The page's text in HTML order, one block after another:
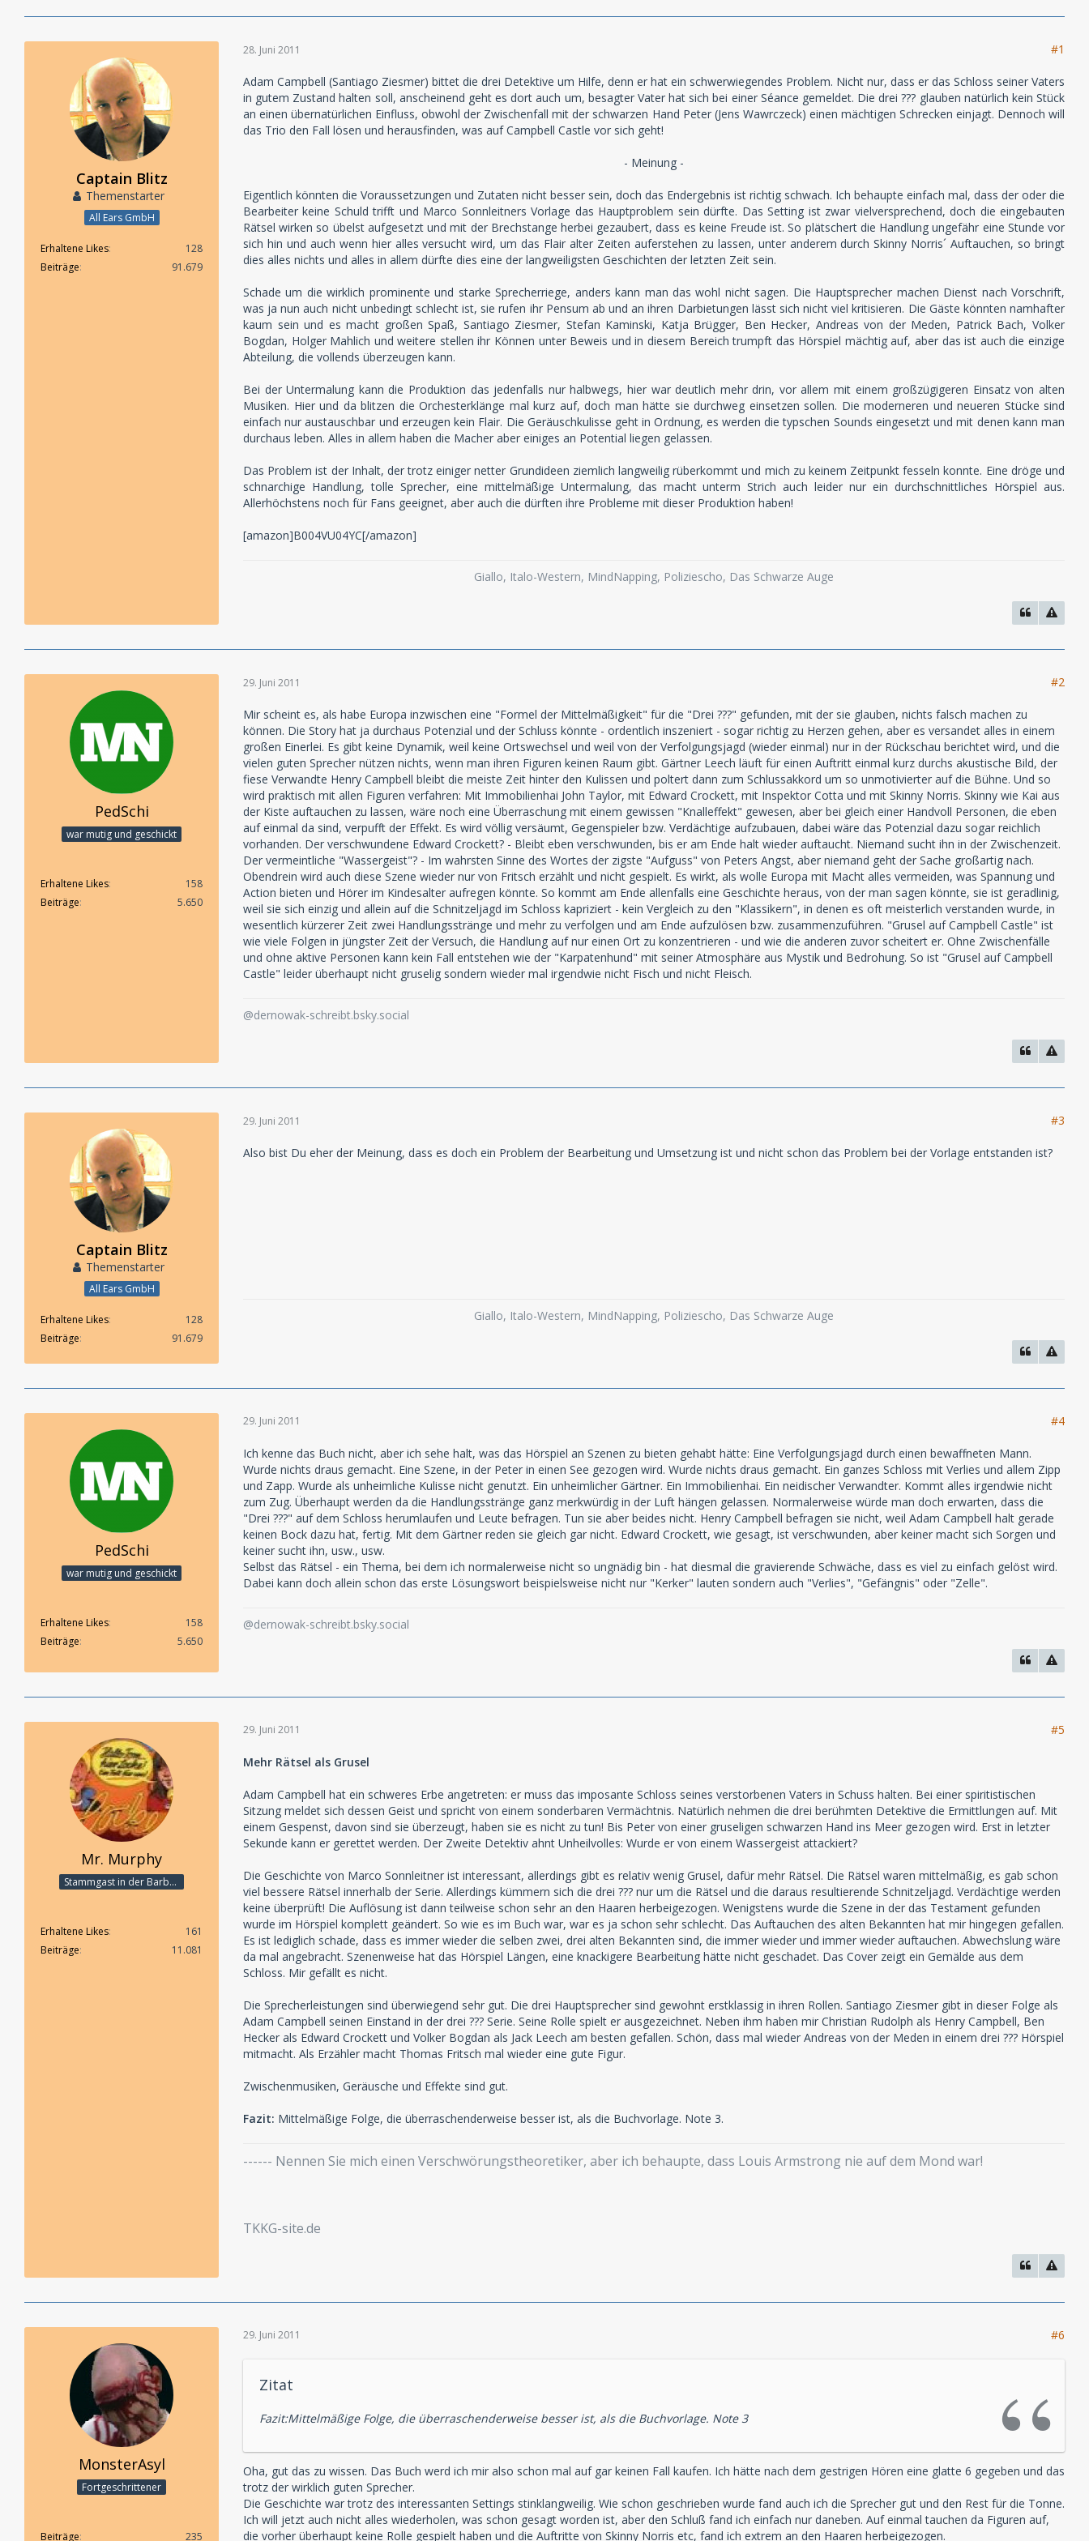
Captain Blitz
Themenstarter
All Ears GmbH
Erhaltene Likes
128
Beiträge
91.679
28. Juni 2011 #1
Adam Campbell (Santiago Ziesmer) bittet die drei Detektive um Hilfe, denn er hat ein schwerwiegendes Problem. Nicht nur, dass er das Schloss seiner Vaters
in gutem Zustand halten soll, anscheinend geht es dort auch um, besagter Vater hat sich bei einer Séance gemeldet. Die drei ??? glauben natürlich kein Stück
an einen übernatürlichen Einfluss, obwohl der Zwischenfall mit der schwarzen Hand Peter (Jens Wawrczeck) einen mächtigen Schrecken einjagt. Dennoch will
das Trio den Fall lösen und herausfinden, was auf Campbell Castle vor sich geht!
- Meinung -
Eigentlich könnten die Voraussetzungen und Zutaten nicht besser sein, doch das Endergebnis ist richtig schwach. Ich behaupte einfach mal, dass der oder die
Bearbeiter keine Schuld trifft und Marco Sonnleitners Vorlage das Hauptproblem sein dürfte. Das Setting ist zwar vielversprechend, doch die eingebauten
Rätsel wirken so übelst aufgesetzt und mit der Brechstange herbei gezaubert, dass es keine Freude ist. So plätschert die Handlung ungefähr eine Stunde vor
sich hin und auch wenn hier alles versucht wird, um das Flair alter Zeiten auferstehen zu lassen, unter anderem durch Skinny Norris´ Auftauchen, so bringt
dies alles nichts und alles in allem dürfte dies eine der langweiligsten Geschichten der letzten Zeit sein.
Schade um die wirklich prominente und starke Sprecherriege, anders kann man das wohl nicht sagen. Die Hauptsprecher machen Dienst nach Vorschrift,
was ja nun auch nicht unbedingt schlecht ist, sie rufen ihr Pensum ab und an ihren Darbietungen lässt sich nicht viel kritisieren. Die Gäste könnten namhafter
kaum sein und es macht großen Spaß, Santiago Ziesmer, Stefan Kaminski, Katja Brügger, Ben Hecker, Andreas von der Meden, Patrick Bach, Volker
Bogdan, Holger Mahlich und weitere stellen ihr Können unter Beweis und in diesem Bereich trumpft das Hörspiel mächtig auf, aber das ist auch die einzige
Abteilung, die vollends überzeugen kann.
Bei der Untermalung kann die Produktion das jedenfalls nur halbwegs, hier war deutlich mehr drin, vor allem mit einem großzügigeren Einsatz von alten
Musiken. Hier und da blitzen die Orchesterklänge mal kurz auf, doch man hätte sie durchweg einsetzen sollen. Die moderneren und neueren Stücke sind
einfach nur austauschbar und erzeugen kein Flair. Die Geräuschkulisse geht in Ordnung, es werden die typschen Sounds eingesetzt und mit denen kann man
durchaus leben. Alles in allem haben die Macher aber einiges an Potential liegen gelassen.
Das Problem ist der Inhalt, der trotz einiger netter Grundideen ziemlich langweilig rüberkommt und mich zu keinem Zeitpunkt fesseln konnte. Eine dröge und
schnarchige Handlung, tolle Sprecher, eine mittelmäßige Untermalung, das macht unterm Strich auch leider nur ein durchschnittliches Hörspiel aus.
Allerhöchstens noch für Fans geeignet, aber auch die dürften ihre Probleme mit dieser Produktion haben!
[amazon]B004VU04YC[/amazon]
Giallo, Italo-Western, MindNapping, Poliziescho, Das Schwarze Auge
PedSchi
war mutig und geschickt
Erhaltene Likes
158
Beiträge
5.650
29. Juni 2011 #2
Mir scheint es, als habe Europa inzwischen eine "Formel der Mittelmäßigkeit" für die "Drei ???" gefunden, mit der sie glauben, nichts falsch machen zu
können. Die Story hat ja durchaus Potenzial und der Schluss könnte - ordentlich inszeniert - sogar richtig zu Herzen gehen, aber es versandet alles in einem
großen Einerlei. Es gibt keine Dynamik, weil keine Ortswechsel und weil von der Verfolgungsjagd (wieder einmal) nur in der Rückschau berichtet wird, und die
vielen guten Sprecher nützen nichts, wenn man ihren Figuren keinen Raum gibt. Gärtner Leech läuft für einen Auftritt einmal kurz durchs akustische Bild, der
fiese Verwandte Henry Campbell bleibt die meiste Zeit hinter den Kulissen und poltert dann zum Schlussakkord um so unmotivierter auf die Bühne. Und so
wird praktisch mit allen Figuren verfahren: Mit Immobilienhai John Taylor, mit Edward Crockett, mit Inspektor Cotta und mit Skinny Norris. Skinny wie Kai aus
der Kiste auftauchen zu lassen, wäre noch eine Überraschung mit einem gewissen "Knalleffekt" gewesen, aber bei gleich einer Handvoll Personen, die eben
auf einmal da sind, verpufft der Effekt. Es wird völlig versäumt, Gegenspieler bzw. Verdächtige aufzubauen, dabei wäre das Potenzial dazu sogar reichlich
vorhanden. Der verschwundene Edward Crockett? - Bleibt eben verschwunden, bis er am Ende halt wieder auftaucht. Niemand sucht ihn in der Zwischenzeit.
Der vermeintliche "Wassergeist"? - Im wahrsten Sinne des Wortes der zigste "Aufguss" von Peters Angst, aber niemand geht der Sache großartig nach.
Obendrein wird auch diese Szene wieder nur von Fritsch erzählt und nicht gespielt. Es wirkt, als wolle Europa mit Macht alles vermeiden, was Spannung und
Action bieten und Hörer im Kindesalter aufregen könnte. So kommt am Ende allenfalls eine Geschichte heraus, von der man sagen könnte, sie ist geradlinig,
weil sie sich einzig und allein auf die Schnitzeljagd im Schloss kapriziert - kein Vergleich zu den "Klassikern", in denen es oft meisterlich verstanden wurde, in
wesentlich kürzerer Zeit zwei Handlungsstränge und mehr zu verfolgen und am Ende aufzulösen bzw. zusammenzuführen. "Grusel auf Campbell Castle" ist
wie viele Folgen in jüngster Zeit der Versuch, die Handlung auf nur einen Ort zu konzentrieren - und wie die anderen zuvor scheitert er. Ohne Zwischenfälle
und ohne aktive Personen kann kein Fall entstehen wie der "Karpatenhund" mit seiner Atmosphäre aus Mystik und Bedrohung. So ist "Grusel auf Campbell
Castle" leider überhaupt nicht gruselig sondern wieder mal irgendwie nicht Fisch und nicht Fleisch.
@dernowak-schreibt.bsky.social
Captain Blitz
Themenstarter
All Ears GmbH
Erhaltene Likes
128
Beiträge
91.679
29. Juni 2011 #3
Also bist Du eher der Meinung, dass es doch ein Problem der Bearbeitung und Umsetzung ist und nicht schon das Problem bei der Vorlage entstanden ist?
Giallo, Italo-Western, MindNapping, Poliziescho, Das Schwarze Auge
PedSchi
war mutig und geschickt
Erhaltene Likes
158
Beiträge
5.650
29. Juni 2011 #4
Ich kenne das Buch nicht, aber ich sehe halt, was das Hörspiel an Szenen zu bieten gehabt hätte: Eine Verfolgungsjagd durch einen bewaffneten Mann.
Wurde nichts draus gemacht. Eine Szene, in der Peter in einen See gezogen wird. Wurde nichts draus gemacht. Ein ganzes Schloss mit Verlies und allem Zipp
und Zapp. Wurde als unheimliche Kulisse nicht genutzt. Ein unheimlicher Gärtner. Ein Immobilienhai. Ein neidischer Verwandter. Kommt alles irgendwie nicht
zum Zug. Überhaupt werden da die Handlungsstränge ganz merkwürdig in der Luft hängen gelassen. Normalerweise würde man doch erwarten, dass die
"Drei ???" auf dem Schloss herumlaufen und Leute befragen. Tun sie aber beides nicht. Henry Campbell befragen sie nicht, weil Adam Campbell halt gerade
keinen Bock dazu hat, fertig. Mit dem Gärtner reden sie gleich gar nicht. Edward Crockett, wie gesagt, ist verschwunden, aber keiner macht sich Sorgen und
keiner sucht ihn, usw., usw.
Selbst das Rätsel - ein Thema, bei dem ich normalerweise nicht so ungnädig bin - hat diesmal die gravierende Schwäche, dass es viel zu einfach gelöst wird.
Dabei kann doch allein schon das erste Lösungswort beispielsweise nicht nur "Kerker" lauten sondern auch "Verlies", "Gefängnis" oder "Zelle".
@dernowak-schreibt.bsky.social
Mr. Murphy
Stammgast in der Barbarabar
Erhaltene Likes
161
Beiträge
11.081
29. Juni 2011 #5
Mehr Rätsel als Grusel
Adam Campbell hat ein schweres Erbe angetreten: er muss das imposante Schloss seines verstorbenen Vaters in Schuss halten. Bei einer spiritistischen
Sitzung meldet sich dessen Geist und spricht von einem sonderbaren Vermächtnis. Natürlich nehmen die drei berühmten Detektive die Ermittlungen auf. Mit
einem Gespenst, davon sind sie überzeugt, haben sie es nicht zu tun! Bis Peter von einer gruseligen schwarzen Hand ins Meer gezogen wird. Erst in letzter
Sekunde kann er gerettet werden. Der Zweite Detektiv ahnt Unheilvolles: Wurde er von einem Wassergeist attackiert?
Die Geschichte von Marco Sonnleitner ist interessant, allerdings gibt es relativ wenig Grusel, dafür mehr Rätsel. Die Rätsel waren mittelmäßig, es gab schon
viel bessere Rätsel innerhalb der Serie. Allerdings kümmern sich die drei ??? nur um die Rätsel und die daraus resultierende Schnitzeljagd. Verdächtige werden
keine überprüft! Die Auflösung ist dann teilweise schon sehr an den Haaren herbeigezogen. Wenigstens wurde die Szene in der das Testament gefunden
wurde im Hörspiel komplett geändert. So wie es im Buch war, war es ja schon sehr schlecht. Das Auftauchen des alten Bekannten hat mir hingegen gefallen.
Es ist lediglich schade, dass es immer wieder die selben zwei, drei alten Bekannten sind, die immer wieder und immer wieder auftauchen. Abwechslung wäre
da mal angebracht. Szenenweise hat das Hörspiel Längen, eine knackigere Bearbeitung hätte nicht geschadet. Das Cover zeigt ein Gemälde aus dem
Schloss. Mir gefällt es nicht.
Die Sprecherleistungen sind überwiegend sehr gut. Die drei Hauptsprecher sind gewohnt erstklassig in ihren Rollen. Santiago Ziesmer gibt in dieser Folge als
Adam Campbell seinen Einstand in der drei ??? Serie. Seine Rolle spielt er ausgezeichnet. Neben ihm haben mir Christian Rudolph als Henry Campbell, Ben
Hecker als Edward Crockett und Volker Bogdan als Jack Leech am besten gefallen. Schön, dass mal wieder Andreas von der Meden in einem drei ??? Hörspiel
mitmacht. Als Erzähler macht Thomas Fritsch mal wieder eine gute Figur.
Zwischenmusiken, Geräusche und Effekte sind gut.
Fazit: Mittelmäßige Folge, die überraschenderweise besser ist, als die Buchvorlage. Note 3.
------ Nennen Sie mich einen Verschwörungstheoretiker, aber ich behaupte, dass Louis Armstrong nie auf dem Mond war!
TKKG-site.de
MonsterAsyl
Fortgeschrittener
Beiträge 235
29. Juni 2011 #6
Zitat
Fazit:Mittelmäßige Folge, die überraschenderweise besser ist, als die Buchvorlage. Note 3
Oha, gut das zu wissen. Das Buch werd ich mir also schon mal auf gar keinen Fall kaufen. Ich hätte nach dem gestrigen Hören eine glatte 6 gegeben und das
trotz der wirklich guten Sprecher.
Die Geschichte war trotz des interessanten Settings stinklangweilig. Wie schon geschrieben wurde fand auch ich die Sprecher gut und den Rest für die Tonne.
Ich will jetzt auch nicht alles wiederholen, was schon gesagt worden ist, aber den Schluß fand ich einfach nur daneben. Auf einmal tauchen da Figuren auf,
die vorher überhaupt keine Rolle gespielt haben und die Auftritte von Skinny Norris etc, fand ich extrem an den Haaren herbeigezogen.